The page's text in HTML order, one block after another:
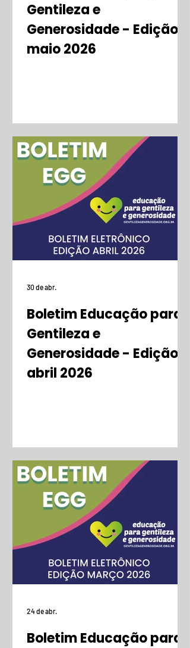
Gentileza e
Generosidade - Edição
maio 2026
Boletim Educação para
Gentileza e
Generosidade - Edição
abril 2026
30 de abr.
Boletim Educação para
24 de abr.